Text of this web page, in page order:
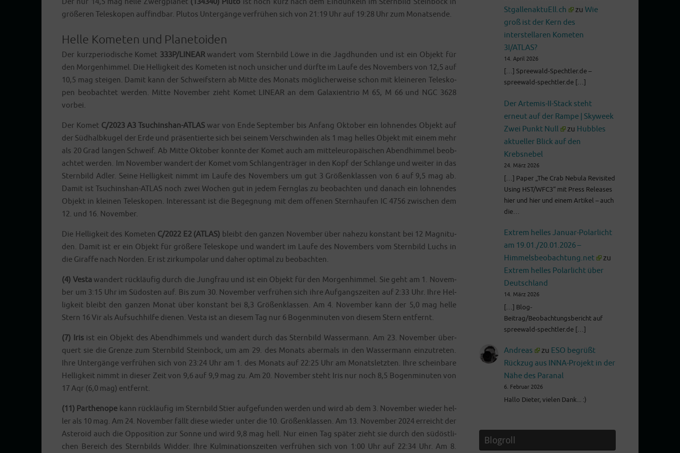
grö­ße­ren Tele­sko­pen auf­find­bar. Plu­tos Unter­gän­ge ver­frü­hen sich von 21:19 Uhr auf 19:28 Uhr zum Monatsende.
Helle Kometen und Planetoiden
Der kurz­pe­ri­odi­sche Komet 333P/LINEARwan­dert vom Stern­bild Löwe in die Jagd­hun­den und ist ein Objekt für
den Mor­gen­him­mel. Die Hel­lig­keit des Kome­ten ist noch unsi­cher und dürf­te im Lau­fe des Novem­bers von 12,5 auf
10,5 mag stei­gen. Damit kann der Schweif­stern ab Mit­te des Monats mög­li­cher­wei­se schon mit klei­ne­ren Tele­sko­
pen beob­ach­tet wer­den. Mit­te Novem­ber zieht Komet LINEAR an dem Gala­xien­trio M 65, M 66 und NGC 3628
vorbei.
Der Komet C/2023 A3 Tsuch­inshan-ATLASwar von Ende Sep­tem­ber bis Anfang Okto­ber ein loh­nen­des Objekt auf
der Süd­halb­ku­gel der Erde und prä­sen­tier­te sich bei sei­nem Ver­schwin­den als 1 mag hel­les Objekt mit einem mehr
als 20 Grad lan­gen Schweif. Ab Mit­te Okto­ber konn­te der Komet auch am mit­tel­eu­ro­päi­schen Abend­him­mel beob­
ach­tet wer­den. Im Novem­ber wan­dert der Komet vom Schlan­gen­trä­ger in den Kopf der Schlan­ge und wei­ter in das
Stern­bild Adler. Sei­ne Hel­lig­keit nimmt im Lau­fe des Novem­bers um gut 3 Grö­ßen­klas­sen von 6 auf 9,5 mag ab.
Damit ist Tsuch­inshan-ATLAS noch zwei Wochen gut in jedem Fern­glas zu beob­ach­ten und danach ein loh­nen­des
Objekt in klei­nen Tele­sko­pen. Inter­es­sant ist die Begeg­nung mit dem offe­nen Stern­hau­fen IC 4756 zwi­schen dem
12. und 16. November.
Die Hel­lig­keit des Kome­ten C/2022 E2 (ATLAS) bleibt den gan­zen Novem­ber über nahe­zu kon­stant bei 12 Magni­tu­
den. Damit ist er ein Objekt für grö­ße­re Tele­sko­pe und wan­dert im Lau­fe des Novem­bers vom Stern­bild Luchs in
die Giraf­fe nach Nor­den. Er ist zir­kum­po­lar und daher opti­mal zu beobachten.
(4) Ves­ta wan­dert rück­läu­fig durch die Jung­frau und ist ein Objekt für den Mor­gen­him­mel. Sie geht am 1. Novem­
ber um 3:15 Uhr im Süd­os­ten auf. Bis zum 30. Novem­ber ver­frü­hen sich ihre Auf­gangs­zei­ten auf 2:33 Uhr. Ihre Hel­
lig­keit bleibt den gan­zen Monat über kon­stant bei 8,3 Grö­ßen­klas­sen. Am 4. Novem­ber kann der 5,0 mag hel­le
Stern 16 Vir als Auf­such­hil­fe die­nen. Ves­ta ist an die­sem Tag nur 6 Bogen­mi­nu­ten von die­sem Stern entfernt.
(7) Irisist ein Objekt des Abend­him­mels und wan­dert durch das Stern­bild Was­ser­mann. Am 23. Novem­ber über­
quert sie die Gren­ze zum Stern­bild Stein­bock, um am 29. des Monats aber­mals in den Was­ser­mann ein­zu­tre­ten.
Ihre Unter­gän­ge ver­frü­hen sich von 23:24 Uhr am 1. des Monats auf 22:25 Uhr am Monats­letz­ten. Ihre schein­ba­re
Hel­lig­keit nimmt in die­ser Zeit von 9,6 auf 9,9 mag zu. Am 20. Novem­ber steht Iris nur noch 8,5 Bogen­mi­nu­ten von
17 Aqr (6,0 mag) entfernt.
(11) Par­then­ope kann rück­läu­fig im Stern­bild Stier auf­ge­fun­den wer­den und wird ab dem 3. Novem­ber wie­der hel­
ler als 10 mag. Am 24. Novem­ber fällt die­se wie­der unter die 10. Grö­ßen­klas­sen. Am 13. Novem­ber 2024 erreicht der
Aste­ro­id auch die Oppo­si­ti­on zur Son­ne und wird 9,8 mag hell. Nur einen Tag spä­ter zieht sie durch den süd­öst­li­
chen Bereich des Stern­bilds Wid­der. Ihre Kul­mi­na­ti­ons­zei­ten ver­frü­hen sich von 1:00 Uhr auf 22:34 Uhr. Am 8.
StgallenaktuEll.ch
zuWie
groß ist der Kern des
interstellaren Kometen
3I/ATLAS?
14. April 2026
[…] Spreewald-Spechtler.de –
spreewald-spechtler.de […]
Der Artemis-II-Stack steht
erneut auf der Rampe | Skyweek
Zwei Punkt Null
zu Hubbles
aktueller Blick auf den
Krebsnebel
24. März 2026
[…] Paper „The Crab Nebula Revisited
Using HST/WFC3“ mit Press Releases
hier und hier und einem Artikel – auch
die…
Extrem helles Januar-Polarlicht
am 19.01./20.01.2026 –
Himmelsbeobachtung.net
zu
Extrem helles Polarlicht über
Deutschland
14. März 2026
[…] Blog-
Beitrag/Beobachtungsbericht auf
spreewald-spechtler.de […]
Andreas zu ESO begrüßt
Rückzug aus INNA-Projekt in der
Nähe des Paranal
6. Februar 2026
Hallo Dieter, vielen Dank... :)
Blogroll